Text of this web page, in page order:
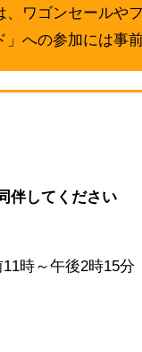
ワゴンセールや
への参加には事
伴してください
時～午後2時15分